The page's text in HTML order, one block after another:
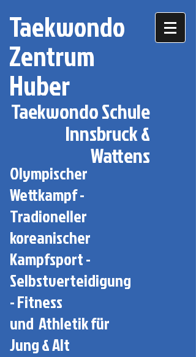
Taekwondo
Zentrum
Huber
Taekwondo Schule
Innsbruck &
Wattens
Olympischer
Wettkampf -
Tradioneller
koreanischer
Kampfsport -
Selbstverteidigung
- Fitness
und Athletik für
Jung & Alt